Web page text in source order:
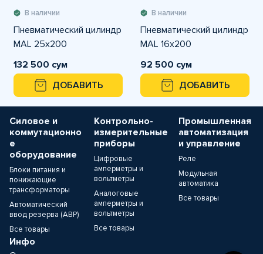
В наличии
Пневматический цилиндр
MAL 25x200
132 500 сум
ДОБАВИТЬ
В наличии
Пневматический цилиндр
MAL 16x200
92 500 сум
ДОБАВИТЬ
Силовое и
коммутационно
е
оборудование
Блоки питания и
понижающие
трансформаторы
Автоматический
ввод резерва (АВР)
Все товары
Контрольно-
измерительные
приборы
Цифровые
амперметры и
вольтметры
Аналоговые
амперметры и
вольтметры
Все товары
Промышленная
автоматизация
и управление
Реле
Модульная
автоматика
Все товары
Инфо